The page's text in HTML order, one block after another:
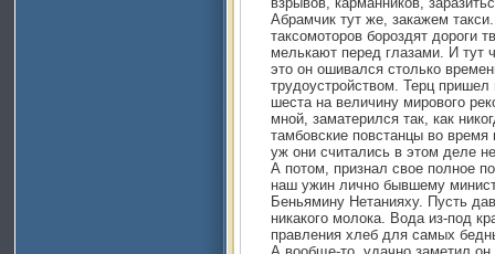
Абрамчик тут же, закажем
таксомоторов бороздят дороги
мелькают перед глазами. И тут
это он ошивался столько
трудоустройством. Терц пришел
шеста на величину мирового
мной, заматерился так, как
тамбовские повстанцы во
уж они считались в этом деле
А потом, признал свое полное
наш ужин лично бывшему
Беньямину Нетанияху. Пусть
никакого молока. Вода из-под
правления хлеб для самых